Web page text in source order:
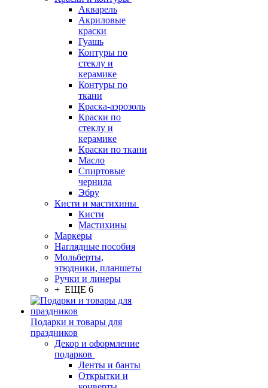
Акварель
Акриловые
краски
Гуашь
Контуры по
стеклу и
керамике
Контуры по
ткани
Краска-аэрозоль
Краски по
стеклу и
керамике
Краски по ткани
Масло
Спиртовые
чернила
Эбру
Кисти и мастихины
Кисти
Мастихины
Маркеры
Наглядные пособия
Мольберты,
этюдники, планшеты
Ручки и линеры
+ ЕЩЕ 6
Подарки и товары для
праздников
Декор и оформление
подарков
Ленты и банты
Открытки и